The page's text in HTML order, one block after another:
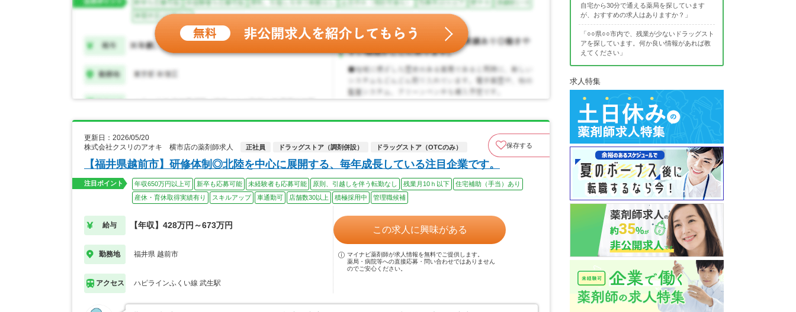
更新日：2026/05/20
株式会社クスリのアオキ 横市店の薬剤師求人
正社員 ドラッグストア（調剤併設） ドラッグストア（OTCのみ） 保存する
【福井県越前市】研修体制◎北陸を中心に展開する、毎年成長している注目企業です。
注目ポイント 年収650万円以上可 新卒も応募可能 未経験者も応募可能 原則、引越しを伴う転勤なし 残業月10ｈ以下
住宅補助（手当）あり
産休・育休取得実績有り
スキルアップ 車通勤可 店舗数30以上 積極採用中 管理職候補
給与 【年収】428万円～673万円
勤務地 福井県 越前市
アクセス ハピラインふくい線 武生駅
この求人に興味がある
マイナビ薬剤師が求人情報を無料でご提供します。
薬局・病院等への直接応募・問い合わせではありません
のでご安心ください。
自宅から30分で通える薬局を探しています
が、おすすめの求人はありますか？」
「○○県○○市内で、残業が少ないドラッグスト
アを探しています。何か良い情報があれば教
えてください」
求人特集